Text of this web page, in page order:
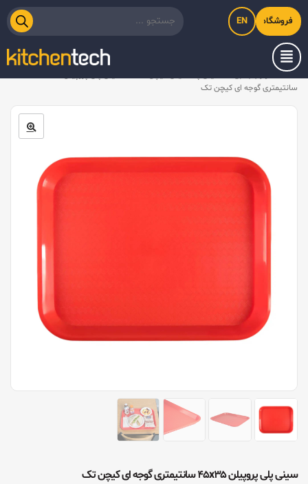
فروشگاه اینترنتی کیت‌لاین
EN
خانه
سانتیمتری گوجه ای کیچن تک
سینی پلی پروپیلن ۴۵x۳۵ سانتیمتری گوجه ای کیچن تک